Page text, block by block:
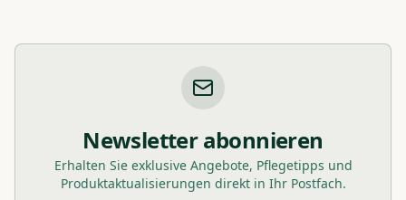
Newsletter abonnieren
Erhalten Sie exklusive Angebote, Pflegetipps und
Produktaktualisierungen direkt in Ihr Postfach.